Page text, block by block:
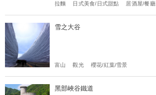
拉麵
日式美食/日式甜點 居酒屋/餐廳
雪之大谷
富山 觀光 櫻花/紅葉/雪景
黑部峽谷鐵道